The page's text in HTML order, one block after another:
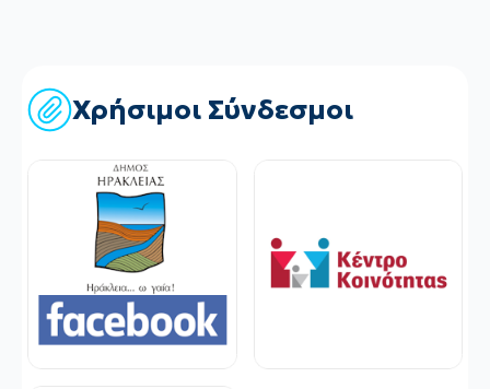
Χρήσιμοι Σύνδεσμοι